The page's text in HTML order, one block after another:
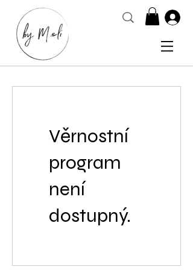
Věrnostní
program
není
dostupný.